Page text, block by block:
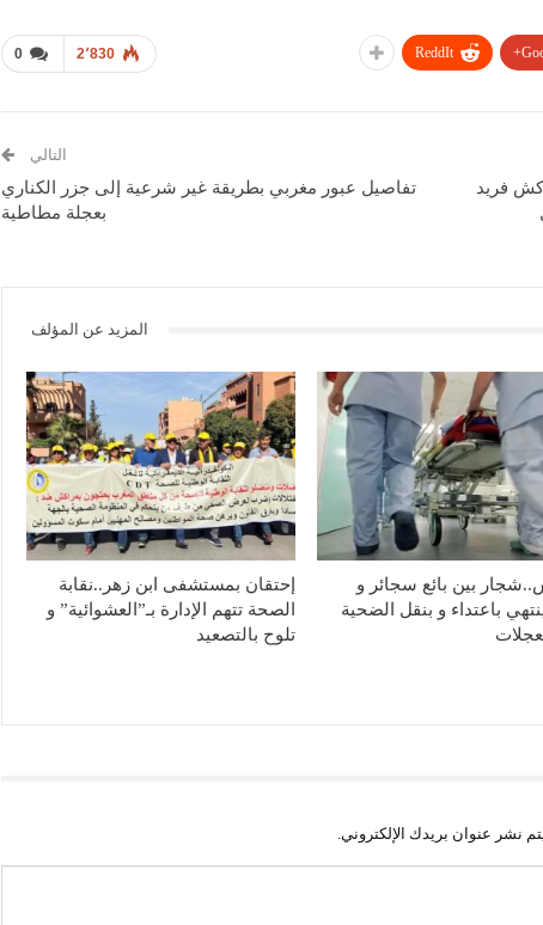
0 2٬830 ReddIt
فريد
التالي
تفاصيل عبور مغربي بطريقة غير شرعية إلى جزر الكناري
بعجلة مطاطية
المزيد عن المؤلف
بين بائع سجائر و
باعتداء و بنقل الضحية
إحتقان بمستشفى ابن زهر..نقابة
الصحة تتهم الإدارة بـ”العشوائية” و
تلوح بالتصعيد
نشر عنوان بريدك الإلكتروني.